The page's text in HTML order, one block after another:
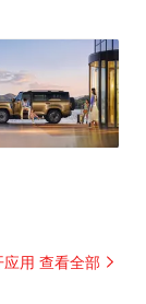
应用 查看全部